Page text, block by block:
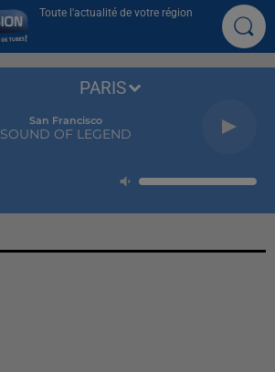
Toute l'actualité de votre région
San Francisco
SOUND OF LEGEND
PARIS